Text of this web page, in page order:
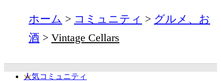
ホーム コミュニティ
グルメ、お
酒
Vintage Cellars
人気コミュニティ